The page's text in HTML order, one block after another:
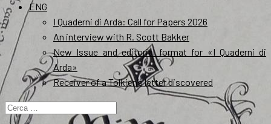
ENG
I Quaderni di Arda: Call for Papers 2026
An interview with R. Scott Bakker
New Issue and editorial format for «I Quaderni di
Arda»
Receiver of a Tolkien’s letter discovered
Ricerca
per: